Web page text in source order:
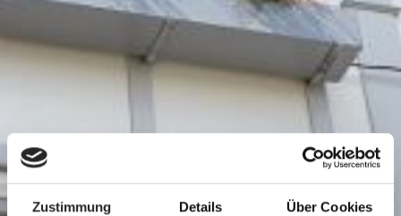
Zustimmung Details Über Cookies